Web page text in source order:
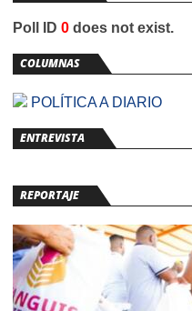
Poll ID 0 does not exist.
COLUMNAS
POLÍTICA A DIARIO
ENTREVISTA
REPORTAJE